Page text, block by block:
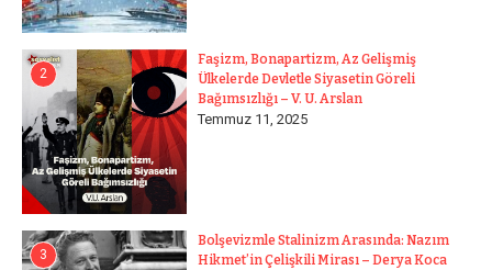
2
Faşizm, Bonapartizm, Az Gelişmiş
Ülkelerde Devletle Siyasetin Göreli
Bağımsızlığı – V. U. Arslan
Temmuz 11, 2025
3
Bolşevizmle Stalinizm Arasında: Nazım
Hikmet’in Çelişkili Mirası – Derya Koca